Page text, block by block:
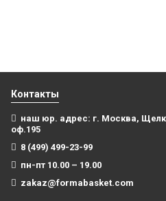
Контакты
наш юр. адрес: г. Москва,
оф.195
8 (499) 499-23-99
пн-пт 10.00 – 19.00
zakaz@formabasket.com